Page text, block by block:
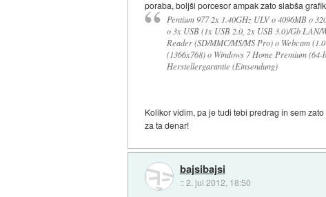
poraba, boljši porcesor ampak zato slabša
Pentium 977 2x 1.40GHz ULV o 4096MB o
o 3x USB (1x USB 2.0, 2x USB 3.0)/Gb
Reader (SD/MMC/MS/MS Pro) o Webcam
(1366x768) o Windows 7 Home Premium
Herstellergarantie (Einsendung)
Kolikor vidim, pa je tudi tebi predrag in sem
za ta denar!
bajsibajsi
::2. jul 2012, 18:50